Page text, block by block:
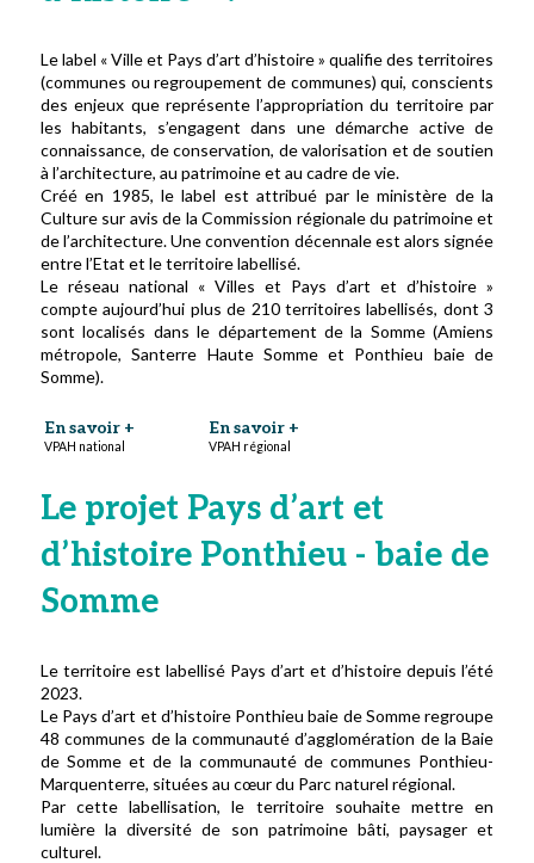
Le label « Ville et Pays d’art d’histoire » qualifie des territoires
(communes ou regroupement de communes) qui, conscients
des enjeux que représente l’appropriation du territoire par
les habitants, s’engagent dans une démarche active de
connaissance, de conservation, de valorisation et de soutien
à l’architecture, au patrimoine et au cadre de vie.
Créé en 1985, le label est attribué par le ministère de la
Culture sur avis de la Commission régionale du patrimoine et
de l’architecture. Une convention décennale est alors signée
entre l’Etat et le territoire labellisé.
Le réseau national « Villes et Pays d’art et d’histoire »
compte aujourd’hui plus de 210 territoires labellisés, dont 3
sont localisés dans le département de la Somme (Amiens
métropole, Santerre Haute Somme et Ponthieu baie de
Somme).
En savoir +
VPAH national
En savoir +
VPAH régional
Le projet Pays d’art et
d’histoire Ponthieu - baie de
Somme
Le territoire est labellisé Pays d’art et d’histoire depuis l’été
2023.
Le Pays d’art et d’histoire Ponthieu baie de Somme regroupe
48 communes de la communauté d’agglomération de la Baie
de Somme et de la communauté de communes Ponthieu-
Marquenterre, situées au cœur du Parc naturel régional.
Par cette labellisation, le territoire souhaite mettre en
lumière la diversité de son patrimoine bâti, paysager et
culturel.